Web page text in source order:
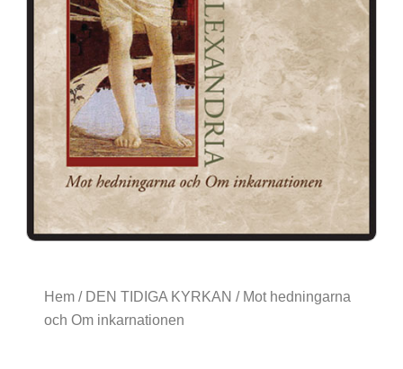
Hem/ DEN TIDIGA KYRKAN / Mot hedningarna
och Om inkarnationen